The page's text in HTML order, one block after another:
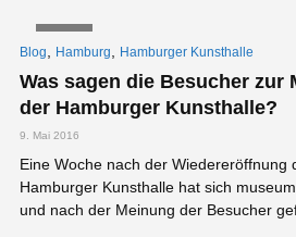
Blog Hamburg Hamburger Kunsthalle
Was sagen die Besucher zur
der Hamburger Kunsthalle?
9. Mai 2016
Eine Woche nach der Wiedereröffnung
Hamburger Kunsthalle hat sich
und nach der Meinung der Besucher